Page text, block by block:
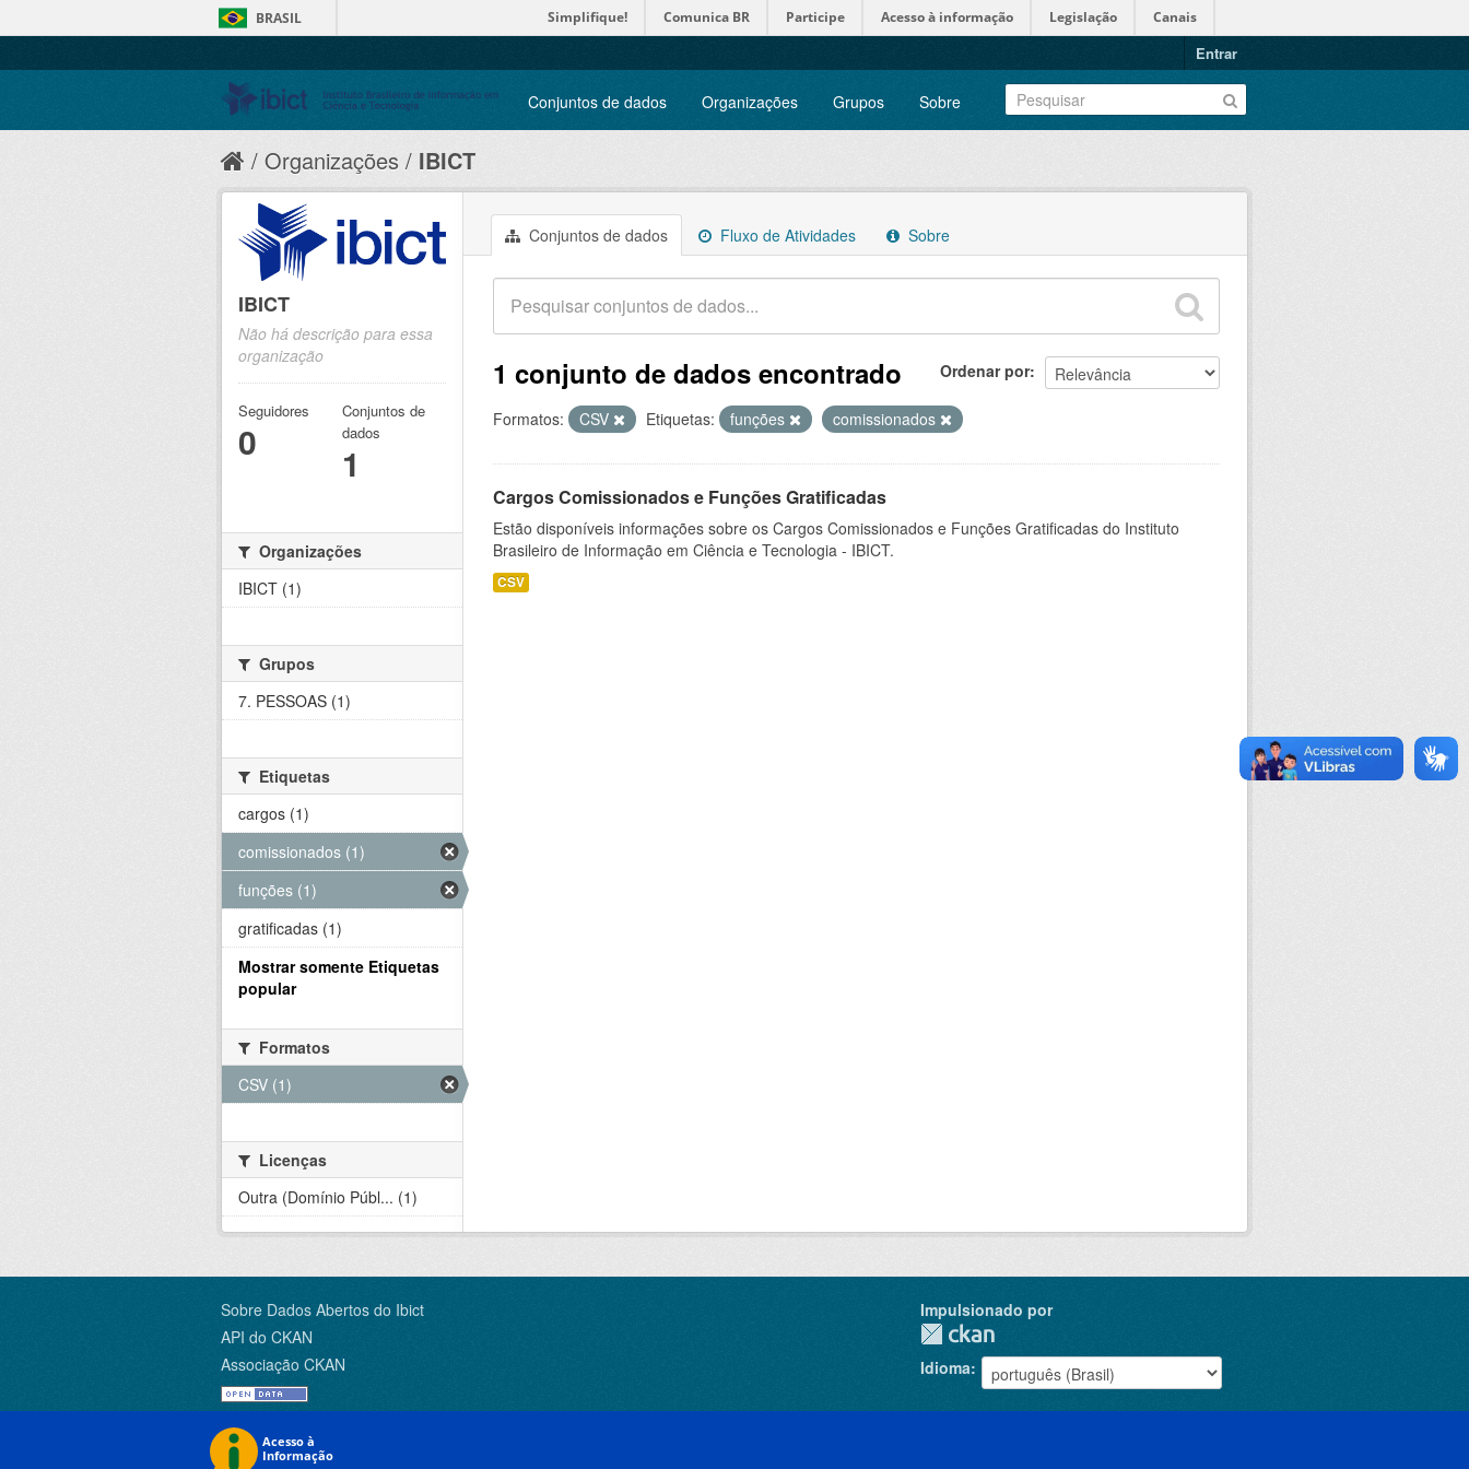
BRASIL Simplifique! Comunica BR Participe Acesso à informação Legislação Canais
Entrar
Conjuntos de dados Organizações Grupos Sobre
Organizações IBICT
Conjuntos de dados Fluxo de Atividades Sobre
Ordenar por
1 conjunto de dados encontrado
Formatos: CSV Etiquetas: funções comissionados
Cargos Comissionados e Funções Gratificadas
Estão disponíveis informações sobre os Cargos Comissionados e Funções Gratificadas do Instituto
Brasileiro de Informação em Ciência e Tecnologia - IBICT.
CSV
IBICT
Não há descrição para essa
organização
Seguidores
0
Conjuntos de
dados
1
Organizações
IBICT (1)
Grupos
7. PESSOAS (1)
Etiquetas
cargos (1)
comissionados (1)
funções (1)
gratificadas (1)
Mostrar somente Etiquetas
popular
Formatos
CSV (1)
Licenças
Outra (Domínio Públ... (1)
Sobre Dados Abertos do Ibict
API do CKAN
Associação CKAN
Impulsionado por
Idioma